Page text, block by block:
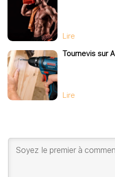
Lire
Tournevis sur
Lire